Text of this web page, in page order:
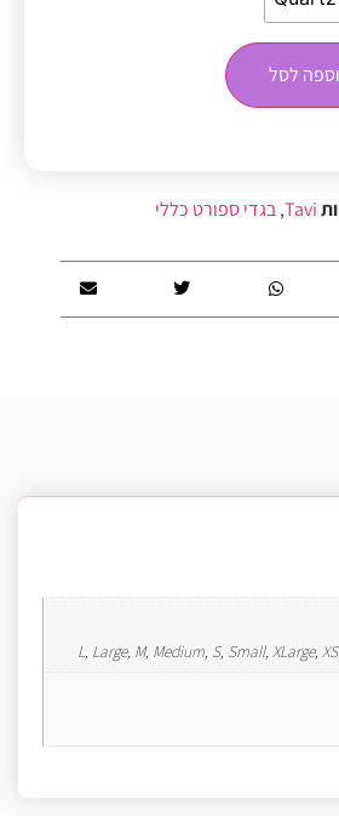
לסל
Tavi
,בגדי ספורט כללי
L, Large, M, Medium, S, Small, XLarge,